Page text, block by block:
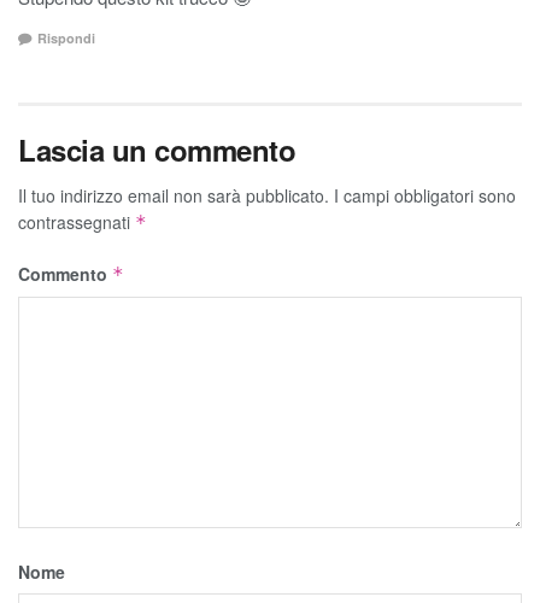
Rispondi
Lascia un commento
Il tuo indirizzo email non sarà pubblicato. I campi obbligatori sono
contrassegnati *
Commento *
Nome